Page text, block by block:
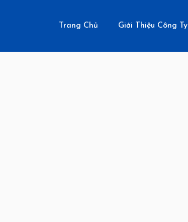
Trang Chủ Giới Thiệu Công Ty